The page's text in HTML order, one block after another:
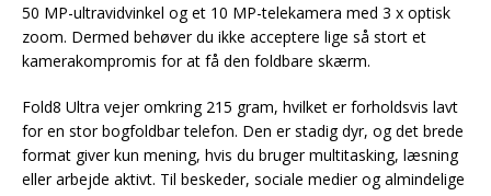
50 MP-ultravidvinkel og et 10 MP-telekamera med 3 x optisk
zoom. Dermed behøver du ikke acceptere lige så stort et
kamerakompromis for at få den foldbare skærm.
Fold8 Ultra vejer omkring 215 gram, hvilket er forholdsvis lavt
for en stor bogfoldbar telefon. Den er stadig dyr, og det brede
format giver kun mening, hvis du bruger multitasking, læsning
eller arbejde aktivt. Til beskeder, sociale medier og almindelige